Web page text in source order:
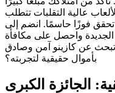
عالية التقلبات تتطلب
فوزًا حاسمًا. انضم إلى
الجديدة واحصل على مكافأة
عن كازينو آمن وصادق
بأموال حقيقية لتجربته؟
الجائزة الكبرى